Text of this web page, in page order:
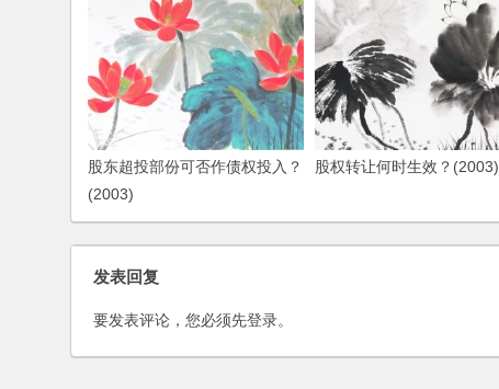
股东超投部份可否作债权投入？
(2003)
股权转让何时生效？(2003)
发表回复
要发表评论，您必须先登录。